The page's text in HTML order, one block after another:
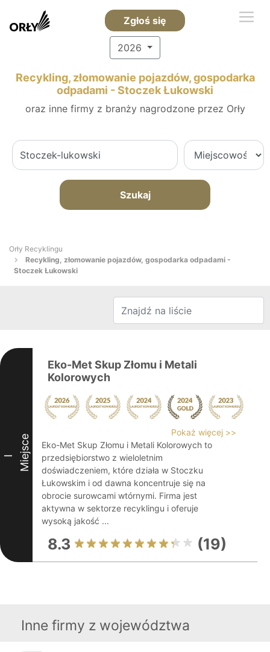
Zgłoś się
2026
Recykling, złomowanie pojazdów, gospodarka
odpadami - Stoczek Łukowski
oraz inne firmy z branży nagrodzone przez Orły
Szukaj
Orły Recyklingu
Recykling, złomowanie pojazdów, gospodarka odpadami -
Stoczek Łukowski
I Miejsce
Eko-Met Skup Złomu i Metali
Kolorowych
Pokaż więcej >>
Eko-Met Skup Złomu i Metali Kolorowych to
przedsiębiorstwo z wieloletnim
doświadczeniem, które działa w Stoczku
Łukowskim i od dawna koncentruje się na
obrocie surowcami wtórnymi. Firma jest
aktywna w sektorze recyklingu i oferuje
wysoką jakość ...
8.3 (19)
Inne firmy z województwa